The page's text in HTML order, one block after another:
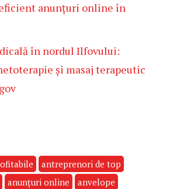
anunțuri online în
în nordul Ilfovului:
și masaj terapeutic
antreprenori de top
anunțuri online
anvelope